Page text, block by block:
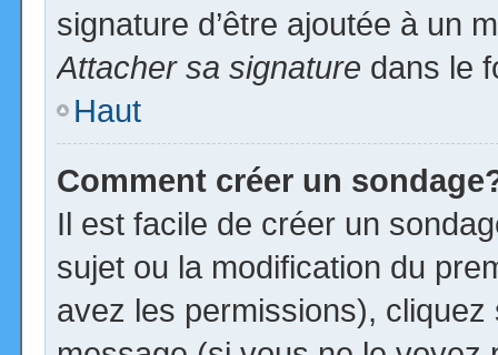
signature d’être ajoutée à un
Attacher sa signature dans le
Haut
Comment créer un
Il est facile de créer un
sujet ou la modification du
avez les permissions), cliquez